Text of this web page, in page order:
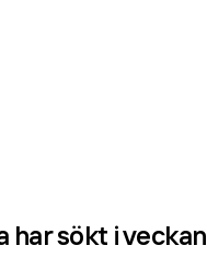
har sökt i veckan